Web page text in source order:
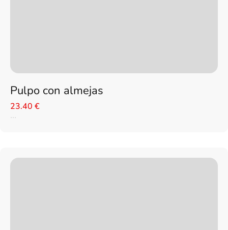
Pulpo con almejas
23.40 €
...